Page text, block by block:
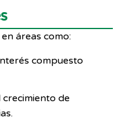
áreas como:
compuesto
de